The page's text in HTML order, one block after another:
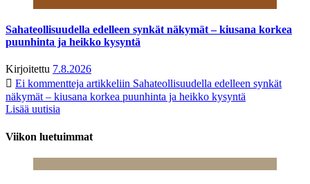
Sahateollisuudella edelleen synkät näkymät – kiusana korkea
puunhinta ja heikko kysyntä
Kirjoitettu 7.8.2026
Ei kommentteja artikkeliin Sahateollisuudella edelleen synkät
näkymät – kiusana korkea puunhinta ja heikko kysyntä
Lisää uutisia
Viikon luetuimmat